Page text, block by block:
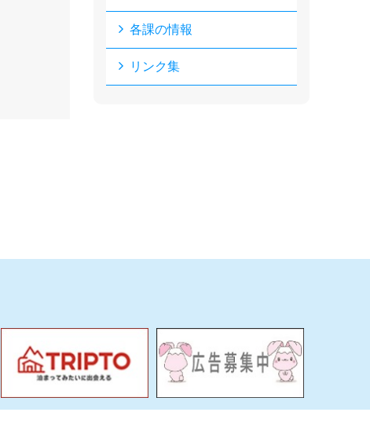
各課の情報
リンク集